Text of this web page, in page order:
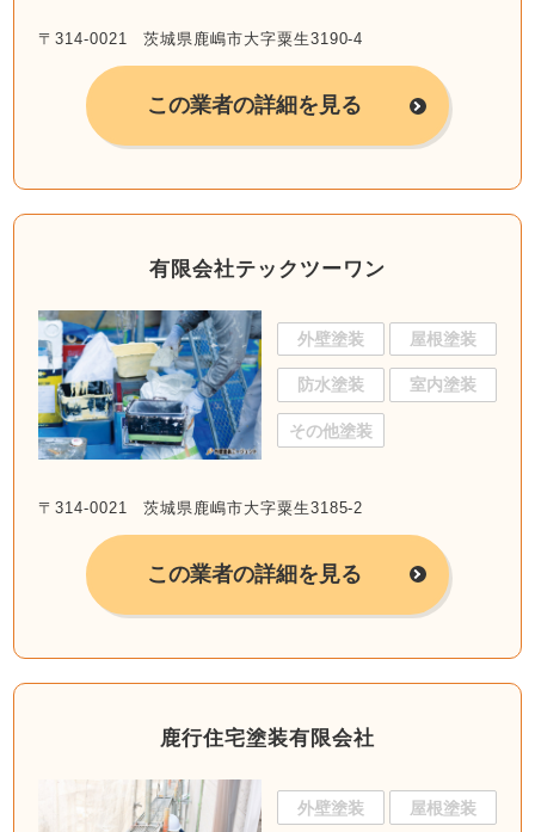
〒314-0021 茨城県鹿嶋市大字粟生3190-4
この業者の詳細を見る
有限会社テックツーワン
外壁塗装 屋根塗装
防水塗装 室内塗装
その他塗装
〒314-0021 茨城県鹿嶋市大字粟生3185-2
この業者の詳細を見る
鹿行住宅塗装有限会社
外壁塗装 屋根塗装